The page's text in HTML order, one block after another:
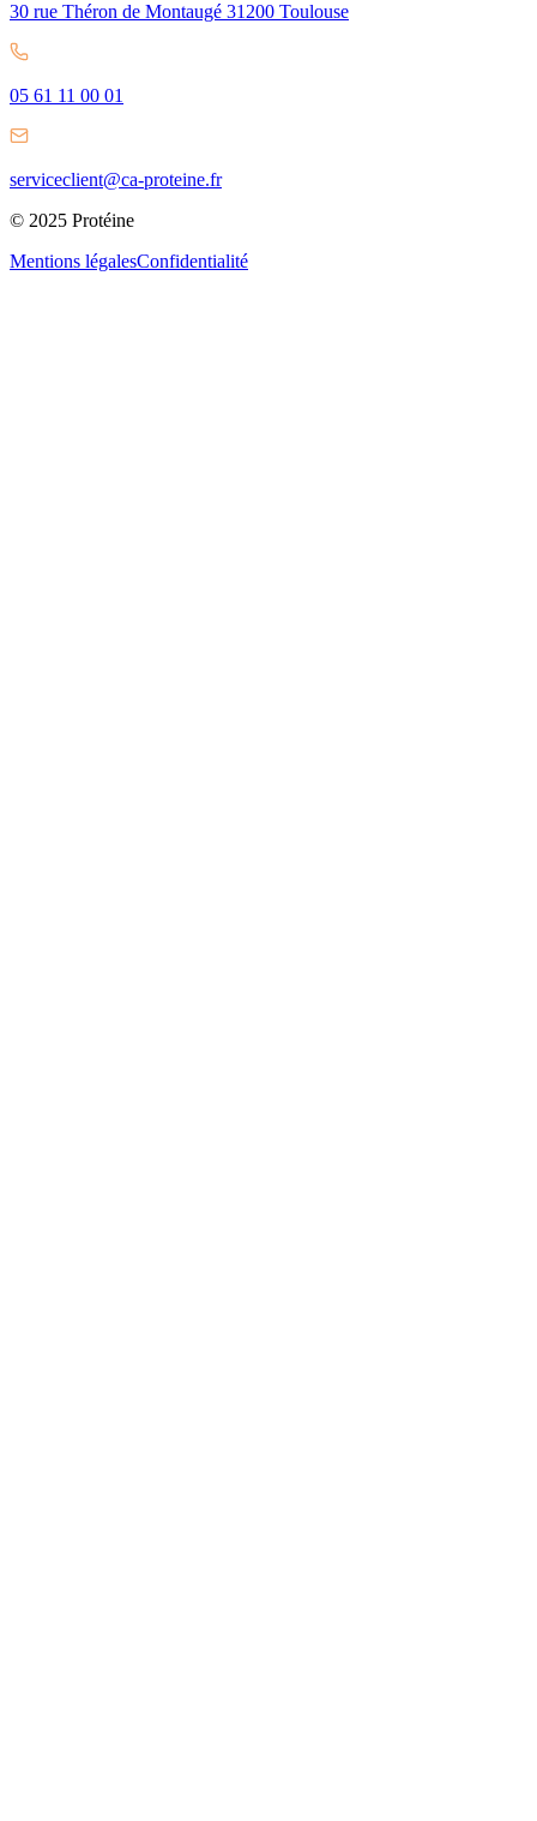
30 rue Théron de Montaugé 31200 Toulouse
05 61 11 00 01
serviceclient@ca-proteine.fr
© 2025 Protéine
Mentions légalesConfidentialité